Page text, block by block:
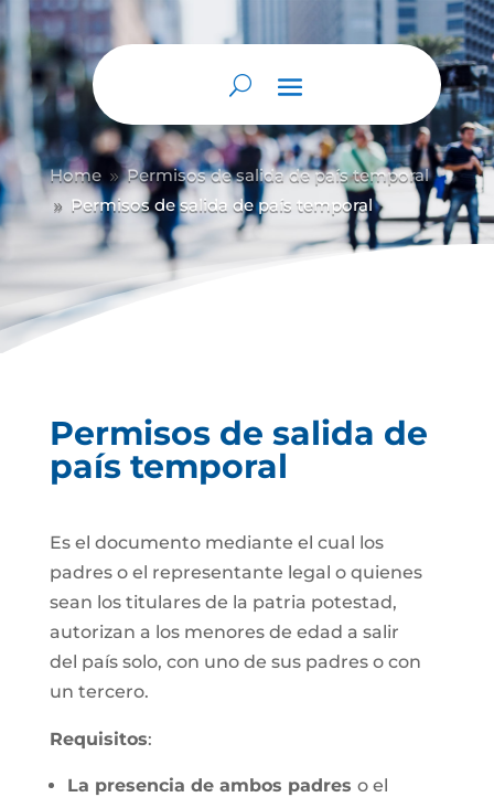
Abrir barra de herramientas
Home 9 Permisos de salida de país temporal
9 Permisos de salida de país temporal
Permisos de salida de
país temporal
Es el documento mediante el cual los
padres o el representante legal o quienes
sean los titulares de la patria potestad,
autorizan a los menores de edad a salir
del país solo, con uno de sus padres o con
un tercero.
Requisitos:
La presencia de ambos padres o el